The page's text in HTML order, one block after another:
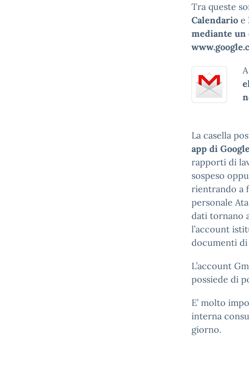
Tra queste
Calendario e
mediante un
La casella
app di Google
rapporti di
sospeso
rientrando a
personale
dati tornano
l’account
documenti
L’account
possiede di
E’ molto
interna
giorno.